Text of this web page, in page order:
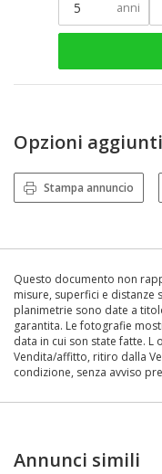
anni
Opzioni
Stampa annuncio
Questo documento non
misure, superfici e distanze
planimetrie sono date a
garantita. Le fotografie
data in cui son state fatte. L
Vendita/affitto, ritiro dalla
condizione, senza avviso
Annunci simili